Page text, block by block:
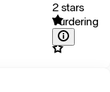
2 stars
Vurdering